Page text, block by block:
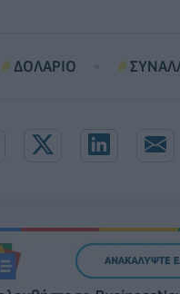
ΔΟΛΑΡΙΟ